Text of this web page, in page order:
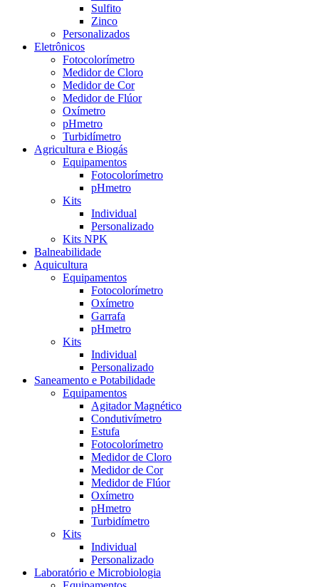
Sulfito
Zinco
Personalizados
Eletrônicos
Fotocolorímetro
Medidor de Cloro
Medidor de Cor
Medidor de Flúor
Oxímetro
pHmetro
Turbidímetro
Agricultura e Biogás
Equipamentos
Fotocolorímetro
pHmetro
Kits
Individual
Personalizado
Kits NPK
Balneabilidade
Aquicultura
Equipamentos
Fotocolorímetro
Oxímetro
Garrafa
pHmetro
Kits
Individual
Personalizado
Saneamento e Potabilidade
Equipamentos
Agitador Magnético
Condutivímetro
Estufa
Fotocolorímetro
Medidor de Cloro
Medidor de Cor
Medidor de Flúor
Oxímetro
pHmetro
Turbidímetro
Kits
Individual
Personalizado
Laboratório e Microbiologia